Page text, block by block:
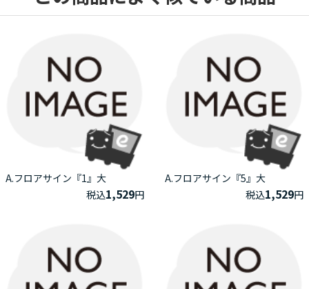
A.フロアサイン『1』大
税込1,529円
A.フロアサイン『5』大
税込1,529円